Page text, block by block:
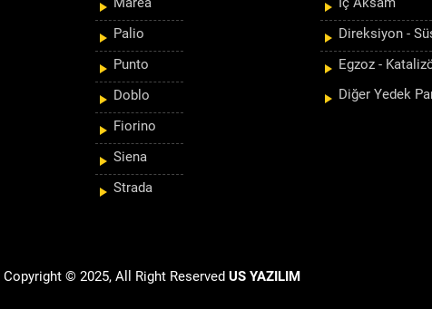
Palio
Punto
Doblo
Fiorino
Siena
Strada
Direksiyon -
Egzoz -
Diğer Yedek
Copyright © 2025, All Right Reserved US YAZILIM